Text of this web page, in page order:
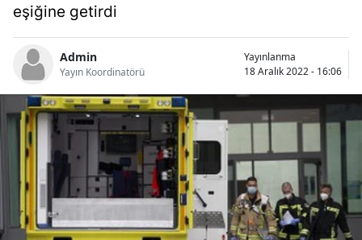
Bitlis
Burdur
Bursa
Çanakkale
Çankırı
eşiğine getirdi
Admin
Yayın Koordinatörü
Yayınlanma
18 Aralık 2022 - 16:06